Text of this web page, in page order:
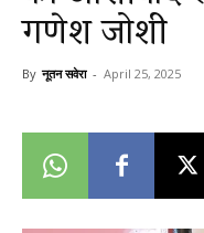
सवेरागणेश जोशी
By नूतन सवेरा - April 25, 2025